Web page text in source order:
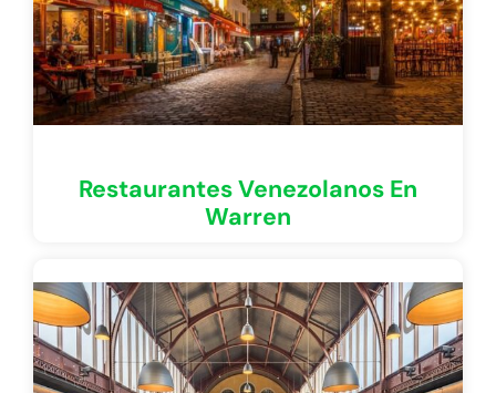
Restaurantes Venezolanos En
Warren